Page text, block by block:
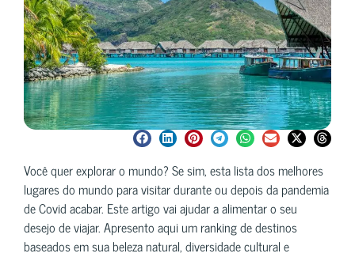
Você quer explorar o mundo? Se sim, esta lista dos melhores
lugares do mundo para visitar durante ou depois da pandemia
de Covid acabar. Este artigo vai ajudar a alimentar o seu
desejo de viajar. Apresento aqui um ranking de destinos
baseados em sua beleza natural, diversidade cultural e